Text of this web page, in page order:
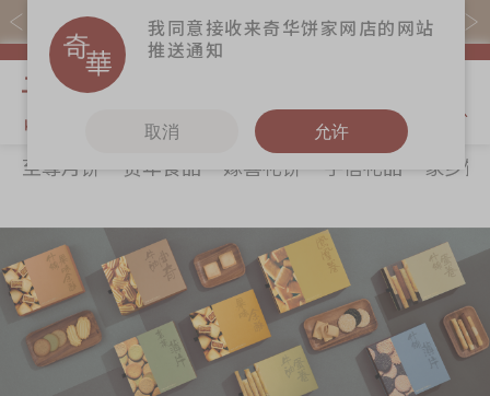
易赏钱会员凭推广码购买现货产品可赚易赏钱($5=1分)
关于奇华
最新推广
分店网络
商务销售
嫁喜须知
奇华饼食
贺年食品
嫁喜礼饼
手信礼品
家乡饼食
更多
奇华工作坊
奇华茶室
联络奇华
加入奇华
至尊月饼 贺年食品 嫁喜礼饼 手信礼品
家乡饼
我同意接收来奇华饼家网店的网站
推送通知
取消 允许